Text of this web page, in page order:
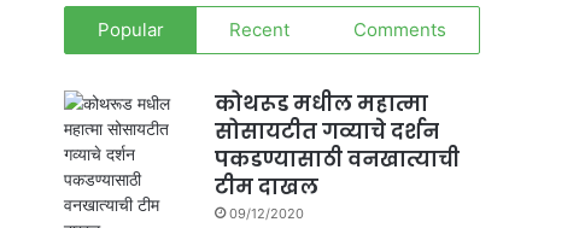
Popular Recent Comments
कोथरूड मधील महात्मा
सोसायटीत गव्याचे दर्शन
पकडण्यासाठी वनखात्याची
टीम दाखल
09/12/2020